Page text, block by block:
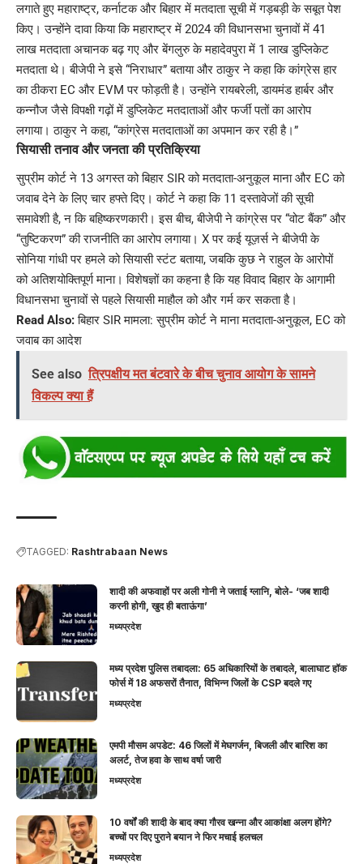
लगाते हुए महाराष्ट्र, कर्नाटक और बिहार में मतदाता सूची में गड़बड़ी के सबूत पेश
किए। उन्होंने दावा किया कि महाराष्ट्र में 2024 की विधानसभा चुनावों में 41
लाख मतदाता अचानक बढ़ गए और बेंगलुरु के महादेवपुरा में 1 लाख डुप्लिकेट
मतदाता थे। बीजेपी ने इसे “निराधार” बताया और ठाकुर ने कहा कि कांग्रेस हार
का ठीकरा EC और EVM पर फोड़ती है। उन्होंने रायबरेली, डायमंड हार्बर और
कन्नौज जैसे विपक्षी गढ़ों में डुप्लिकेट मतदाताओं और फर्जी पतों का आरोप
लगाया। ठाकुर ने कहा, “कांग्रेस मतदाताओं का अपमान कर रही है।”
सियासी तनाव और जनता की प्रतिक्रिया
सुप्रीम कोर्ट ने 13 अगस्त को बिहार SIR को मतदाता-अनुकूल माना और EC को
जवाब देने के लिए चार हफ्ते दिए। कोर्ट ने कहा कि 11 दस्तावेजों की सूची
समावेशी है, न कि बहिष्करणकारी। इस बीच, बीजेपी ने कांग्रेस पर “वोट बैंक” और
“तुष्टिकरण” की राजनीति का आरोप लगाया। X पर कई यूज़र्स ने बीजेपी के
सोनिया गांधी पर हमले को सियासी स्टंट बताया, जबकि कुछ ने राहुल के आरोपों
को अतिशयोक्तिपूर्ण माना। विशेषज्ञों का कहना है कि यह विवाद बिहार के आगामी
विधानसभा चुनावों से पहले सियासी माहौल को और गर्म कर सकता है।
Read Also:बिहार SIR मामला: सुप्रीम कोर्ट ने माना मतदाता-अनुकूल, EC को
जवाब का आदेश
See also त्रिपक्षीय मत बंटवारे के बीच चुनाव आयोग के सामने
विकल्प क्या हैं
TAGGED: Rashtrabaan News
शादी की अफवाहों पर अली गोनी ने जताई ग्लानि, बोले- ‘जब शादी
करनी होगी, खुद ही बताऊंगा’
मध्यप्रदेश
मध्य प्रदेश पुलिस तबादला: 65 अधिकारियों के तबादले, बालाघाट हॉक
फोर्स में 18 अफसरों तैनात, विभिन्न जिलों के CSP बदले गए
मध्यप्रदेश
एमपी मौसम अपडेट: 46 जिलों में मेघगर्जन, बिजली और बारिश का
अलर्ट, तेज हवा के साथ वर्षा जारी
मध्यप्रदेश
10 वर्षों की शादी के बाद क्या गौरव खन्ना और आकांक्षा अलग होंगे?
बच्चों पर दिए पुराने बयान ने फिर मचाई हलचल
मध्यप्रदेश